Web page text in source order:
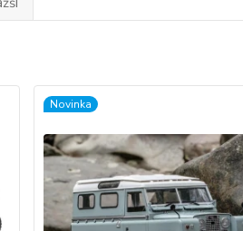
Novinka